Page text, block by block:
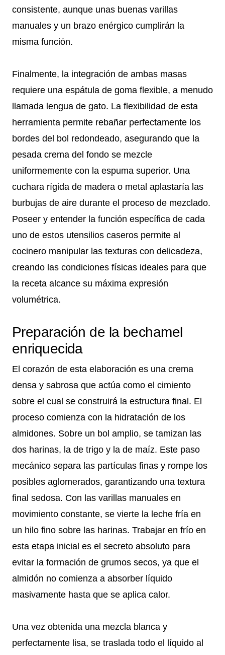
consistente, aunque unas buenas varillas
manuales y un brazo enérgico cumplirán la
misma función.
Finalmente, la integración de ambas masas
requiere una espátula de goma flexible, a menudo
llamada lengua de gato. La flexibilidad de esta
herramienta permite rebañar perfectamente los
bordes del bol redondeado, asegurando que la
pesada crema del fondo se mezcle
uniformemente con la espuma superior. Una
cuchara rígida de madera o metal aplastaría las
burbujas de aire durante el proceso de mezclado.
Poseer y entender la función específica de cada
uno de estos utensilios caseros permite al
cocinero manipular las texturas con delicadeza,
creando las condiciones físicas ideales para que
la receta alcance su máxima expresión
volumétrica.
Preparación de la bechamel
enriquecida
El corazón de esta elaboración es una crema
densa y sabrosa que actúa como el cimiento
sobre el cual se construirá la estructura final. El
proceso comienza con la hidratación de los
almidones. Sobre un bol amplio, se tamizan las
dos harinas, la de trigo y la de maíz. Este paso
mecánico separa las partículas finas y rompe los
posibles aglomerados, garantizando una textura
final sedosa. Con las varillas manuales en
movimiento constante, se vierte la leche fría en
un hilo fino sobre las harinas. Trabajar en frío en
esta etapa inicial es el secreto absoluto para
evitar la formación de grumos secos, ya que el
almidón no comienza a absorber líquido
masivamente hasta que se aplica calor.
Una vez obtenida una mezcla blanca y
perfectamente lisa, se traslada todo el líquido al